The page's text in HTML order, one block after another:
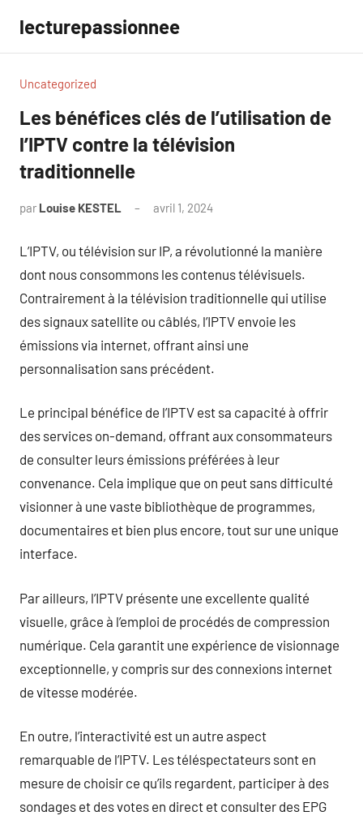
contenu
lecturepassionnee
Uncategorized
Les bénéfices clés de l’utilisation de
l’IPTV contre la télévision
traditionnelle
par Louise KESTEL avril 1, 2024
L’IPTV, ou télévision sur IP, a révolutionné la manière
dont nous consommons les contenus télévisuels.
Contrairement à la télévision traditionnelle qui utilise
des signaux satellite ou câblés, l’IPTV envoie les
émissions via internet, offrant ainsi une
personnalisation sans précédent.
Le principal bénéfice de l’IPTV est sa capacité à offrir
des services on-demand, offrant aux consommateurs
de consulter leurs émissions préférées à leur
convenance. Cela implique que on peut sans difficulté
visionner à une vaste bibliothèque de programmes,
documentaires et bien plus encore, tout sur une unique
interface.
Par ailleurs, l’IPTV présente une excellente qualité
visuelle, grâce à l’emploi de procédés de compression
numérique. Cela garantit une expérience de visionnage
exceptionnelle, y compris sur des connexions internet
de vitesse modérée.
En outre, l’interactivité est un autre aspect
remarquable de l’IPTV. Les téléspectateurs sont en
mesure de choisir ce qu’ils regardent, participer à des
sondages et des votes en direct et consulter des EPG